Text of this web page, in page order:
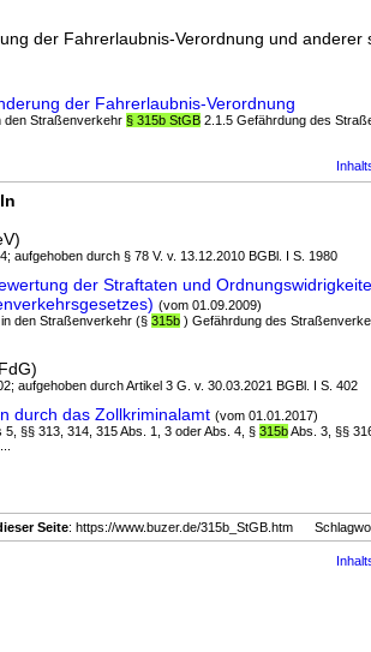
der Fahrerlaubnis-Verordnung und
der Fahrerlaubnis-Verordnung
den Straßenverkehr § 315b StGB 2.1.5 Gefährdung des
aufgehoben durch § 78 V. v. 13.12.2010 BGBl. I S. 1980
der Straftaten und
(vom 01.09.2009)
in den Straßenverkehr (§ 315b ) Gefährdung des
aufgehoben durch Artikel 3 G. v. 30.03.2021 BGBl. I S. 402
durch das Zollkriminalamt (vom 01.01.2017)
5, §§ 313, 314, 315 Abs. 1, 3 oder Abs. 4, § 315bAbs. 3, §§
Seite: https://www.buzer.de/315b_StGB.htm